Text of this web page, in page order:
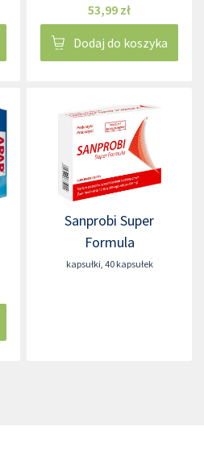
53,99 zł
Dodaj do koszyka
Sanprobi Super
Formula
kapsułki 40 kapsułek